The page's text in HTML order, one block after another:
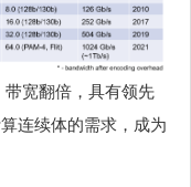
宽翻倍，具有领先
连续体的需求，成为